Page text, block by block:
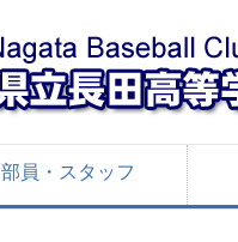
部員・スタッフ